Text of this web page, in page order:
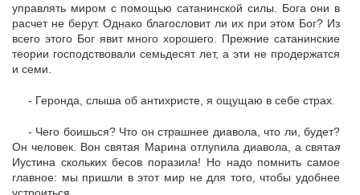
управлять миром с помощью сатанинской силы. Бога они в
расчет не берут. Однако благословит ли их при этом Бог? Из
всего этого Бог явит много хорошего. Прежние сатанинские
теории господствовали семьдесят лет, а эти не продержатся
и семи.
- Геронда, слыша об антихристе, я ощущаю в себе страх.
- Чего боишься? Что он страшнее диавола, что ли, будет?
Он человек. Вон святая Марина отлупила диавола, а святая
Иустина скольких бесов поразила! Но надо помнить самое
главное: мы пришли в этот мир не для того, чтобы удобнее